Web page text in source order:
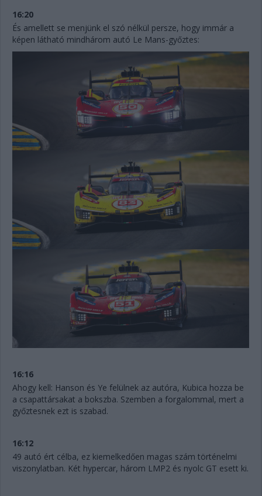
16:20
És amellett se menjünk el szó nélkül persze, hogy immár a
képen látható mindhárom autó Le Mans-győztes:
16:16
Ahogy kell: Hanson és Ye felülnek az autóra, Kubica hozza be
a csapattársakat a bokszba. Szemben a forgalommal, mert a
győztesnek ezt is szabad.
16:12
49 autó ért célba, ez kiemelkedően magas szám történelmi
viszonylatban. Két hypercar, három LMP2 és nyolc GT esett ki.